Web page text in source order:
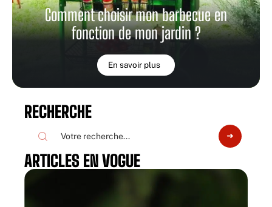
Comment choisir mon barbecue en
fonction de mon jardin ?
En savoir plus
RECHERCHE
ARTICLES EN VOGUE